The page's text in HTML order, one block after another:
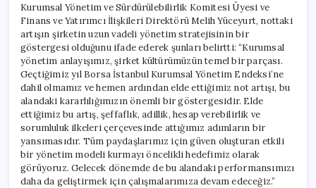
Kurumsal Yönetim ve Sürdürülebilirlik Komitesi Üyesi ve
Finans ve Yatırımcı İlişkileri Direktörü Melih Yüceyurt, nottaki
artışın şirketin uzun vadeli yönetim stratejisinin bir
göstergesi olduğunu ifade ederek şunları belirtti: “Kurumsal
yönetim anlayışımız, şirket kültürümüzün temel bir parçası.
Geçtiğimiz yıl Borsa İstanbul Kurumsal Yönetim Endeksi’ne
dahil olmamız ve hemen ardından elde ettiğimiz not artışı, bu
alandaki kararlılığımızın önemli bir göstergesidir. Elde
ettiğimiz bu artış, şeffaflık, adillik, hesap verebilirlik ve
sorumluluk ilkeleri çerçevesinde attığımız adımların bir
yansımasıdır. Tüm paydaşlarımız için güven oluşturan etkili
bir yönetim modeli kurmayı öncelikli hedefimiz olarak
görüyoruz. Gelecek dönemde de bu alandaki performansımızı
daha da geliştirmek için çalışmalarımıza devam edeceğiz.”